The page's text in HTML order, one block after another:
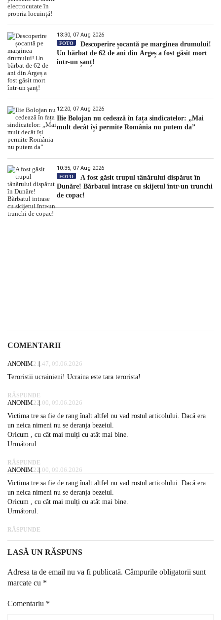
13:30, 07 Aug 2026
FOTO
Descoperire șocantă pe marginea drumului!
Un bărbat de 62 de ani din Argeș a fost găsit mort
într-un șanț!
12:20, 07 Aug 2026
Ilie Bolojan nu cedează în fața sindicatelor: „Mai
mult decât își permite România nu putem da”
10:35, 07 Aug 2026
FOTO
A fost găsit trupul tânărului dispărut în
Dunăre! Bărbatul intrase cu skijetul într-un trunchi
de copac!
COMENTARII
ANONIM21:47, 09.06.2026
Teroristii ucrainieni! Ucraina este tara terorista!
RĂSPUNDE
ANONIM22:00, 09.06.2026
Victima tre sa fie de rang înalt altfel nu vad rostul articolului. Dacă era
un neica nimeni nu se deranja bezeiul.
Oricum , cu cât mai mulți cu atât mai bine.
Următorul.
RĂSPUNDE
ANONIM22:00, 09.06.2026
Victima tre sa fie de rang înalt altfel nu vad rostul articolului. Dacă era
un neica nimeni nu se deranja bezeiul.
Oricum , cu cât mai mulți cu atât mai bine.
Următorul.
RĂSPUNDE
LASĂ UN RĂSPUNS
Adresa ta de email nu va fi publicată. Câmpurile obligatorii sunt
marcate cu *
Comentariu *